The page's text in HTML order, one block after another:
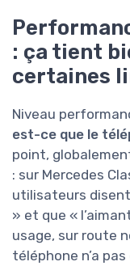
: ça tient
certaines
Niveau
est-ce que le
point,
: sur Mercedes
utilisateurs
» et que «
usage, sur route
téléphone n’a